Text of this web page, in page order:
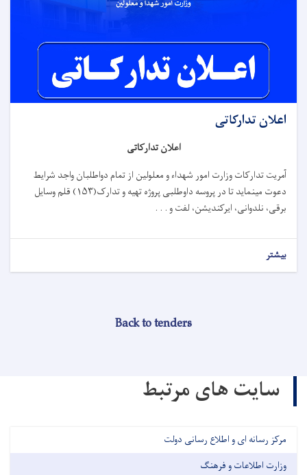
اعلان تدارکاتی
اعلان تدارکاتی
آمریت تدارکات وزارت امور شهداء و معلولین از تمام دواطلبان واجد شرایط
دعوت می­نماید تا در پروسه داوطلبی پروژه
تهیه و تدارک(۱۵۳) قلم وسایل
برقی، نلدوانی، ایرکندیشن، لفت و . . .
بیشتر
Back to tenders
سایت های مرتبط
مرکز رسانه ای و اطلاع رسانی دولت
وزارت اطلاعات و فرهنگ